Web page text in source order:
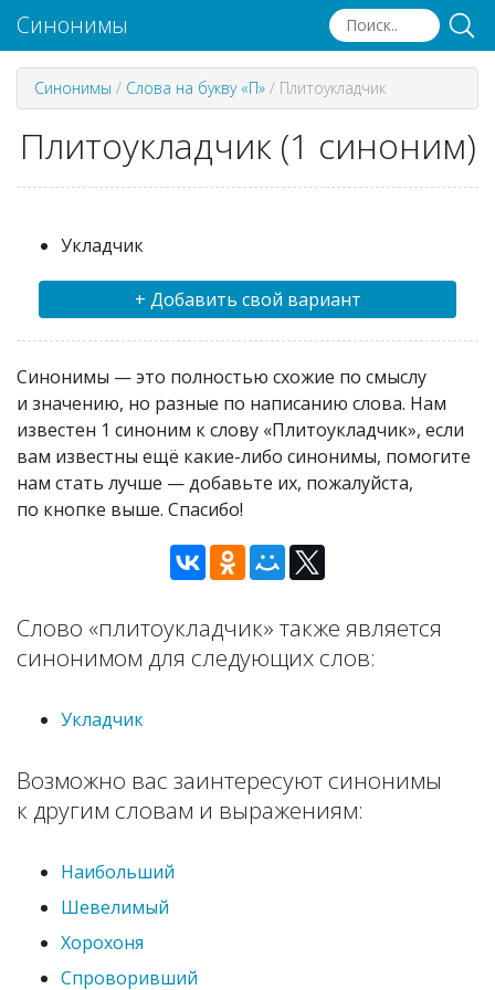
Синонимы
Синонимы / Слова на букву «П» / Плитоукладчик
Плитоукладчик (1 синоним)
Укладчик
+ Добавить свой вариант
Синонимы — это полностью схожие по смыслу
и значению, но разные по написанию слова. Нам
известен 1 синоним к слову «Плитоукладчик», если
вам известны ещё какие-либо синонимы, помогите
нам стать лучше — добавьте их, пожалуйста,
по кнопке выше. Спасибо!
Слово «плитоукладчик» также является
синонимом для следующих слов:
Укладчик
Возможно вас заинтересуют синонимы
к другим словам и выражениям:
Наибольший
Шевелимый
Хорохоня
Спроворивший